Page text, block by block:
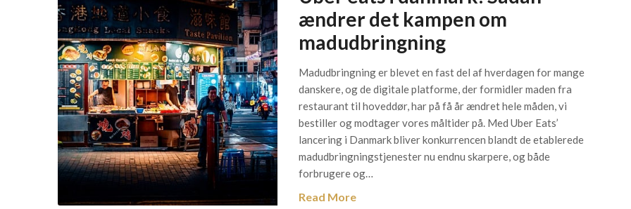
ændrer det kampen om
madudbringning
Madudbringning er blevet en fast del af hverdagen for mange
danskere, og de digitale platforme, der formidler maden fra
restaurant til hoveddør, har på få år ændret hele måden, vi
bestiller og modtager vores måltider på. Med Uber Eats’
lancering i Danmark bliver konkurrencen blandt de etablerede
madudbringningstjenester nu endnu skarpere, og både
forbrugere og…
Read More